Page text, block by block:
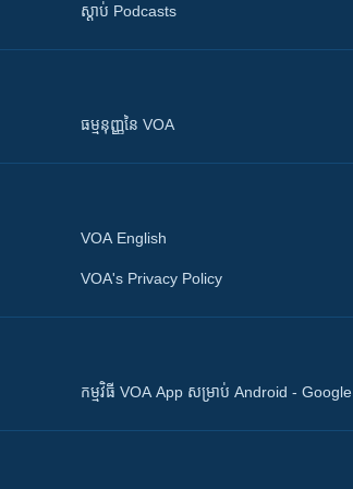
ស្តាប់ Podcasts
ធម្មនុញ្ញ​នៃ VOA
VOA English
VOA's Privacy Policy
កម្មវិធី​ VOA App សម្រាប់ Android - Google